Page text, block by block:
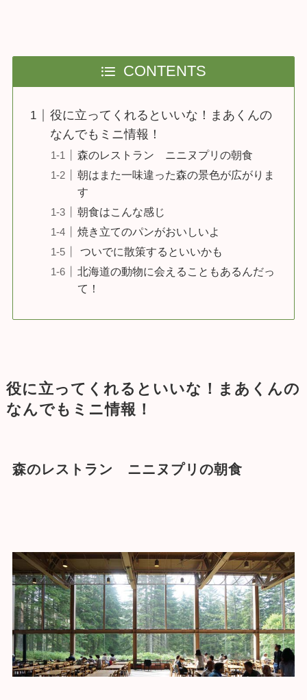
CONTENTS
役に立ってくれるといいな！まあくんの
なんでもミニ情報！
森のレストラン ニニヌプリの朝食
朝はまた一味違った森の景色が広がりま
す
朝食はこんな感じ
焼き立てのパンがおいしいよ
ついでに散策するといいかも
北海道の動物に会えることもあるんだっ
て！
役に立ってくれるといいな！まあくんの
なんでもミニ情報！
森のレストラン ニニヌプリの朝食